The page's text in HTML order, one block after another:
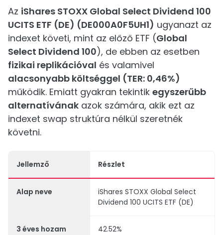
Az iShares STOXX Global Select Dividend 100
UCITS ETF (DE) (DE000A0F5UH1) ugyanazt az
indexet követi, mint az előző ETF (Global
Select Dividend 100), de ebben az esetben
fizikai replikációval és valamivel
alacsonyabb költséggel (TER: 0,46%)
működik. Emiatt gyakran tekintik egyszerűbb
alternatívának azok számára, akik ezt az
indexet swap struktúra nélkül szeretnék
követni.
Jellemző Részlet
Alap neve
iShares STOXX Global Select
Dividend 100 UCITS ETF (DE)
3 éves hozam 42.52%